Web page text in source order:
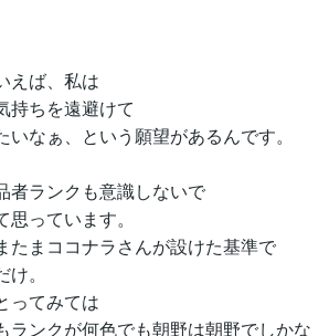
えば、私は
持ちを遠避けて
なぁ、という願望があるんです。
者ランクも意識しないで
っています。
たまココナラさんが設けた基準で
。
ってみては
ランクが何色でも朝野は朝野でしかな